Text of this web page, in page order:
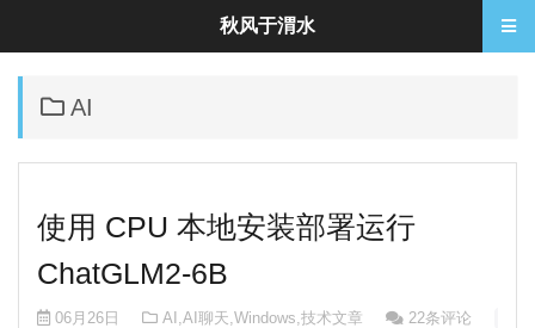
AI
使用 CPU 本地安装部署运行
ChatGLM2-6B
06月26日 AI ,AI聊天,Windows,技术文章 22条评论
秋风于渭水